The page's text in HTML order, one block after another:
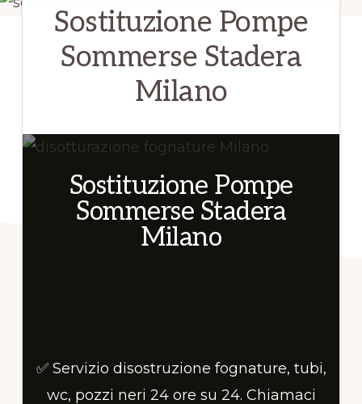
su
Chiamaci
Sostituzione Pompe
Sommerse Stadera
Milano
Sostituzione Pompe
Sommerse Stadera
Milano
✅ Servizio disostruzione fognature, tubi,
wc, pozzi neri 24 ore su 24. Chiamaci